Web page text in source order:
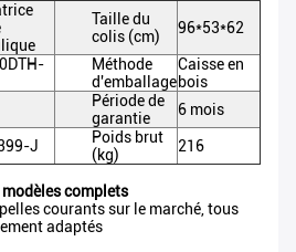
Taille du
colis (cm)
96*53*62
Méthode
d'emballage
Caisse en
bois
Période de
garantie
6 mois
J
Poids brut
(kg)
216
complets
courants sur le marché, tous
adaptés